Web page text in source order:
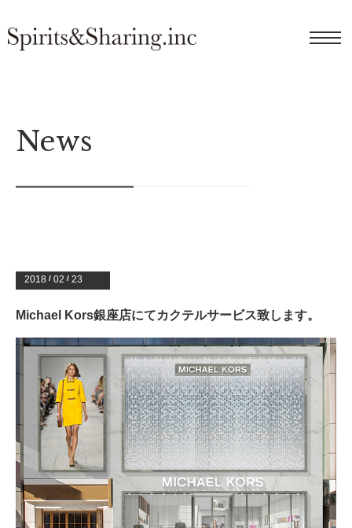
2018 / 02 / 23
Michael Kors銀座店にてカクテルサービス致します。
News